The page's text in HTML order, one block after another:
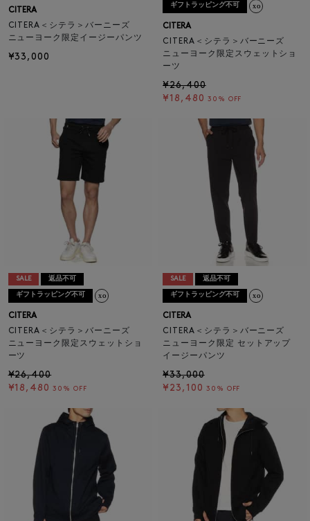
CITERA
CITERA＜シテラ＞バーニーズ
ニューヨーク限定イージーパンツ
¥33,000
ギフトラッピング不可
CITERA
CITERA＜シテラ＞バーニーズ
ニューヨーク限定スウェットショ
ーツ
¥26,400
¥18,480 30% OFF
SALE 返品不可
ギフトラッピング不可
CITERA
CITERA＜シテラ＞バーニーズ
ニューヨーク限定スウェットショ
ーツ
¥26,400
¥18,480 30% OFF
SALE 返品不可
ギフトラッピング不可
CITERA
CITERA＜シテラ＞バーニーズ
ニューヨーク限定 セットアップ
イージーパンツ
¥33,000
¥23,100 30% OFF